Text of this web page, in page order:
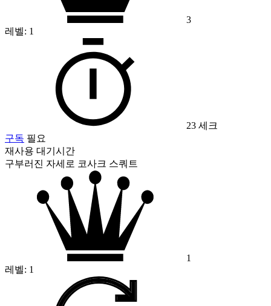
3
레벨: 1
23 세크
구독 필요
재사용 대기시간
구부러진 자세로 코사크 스쿼트
1
레벨: 1